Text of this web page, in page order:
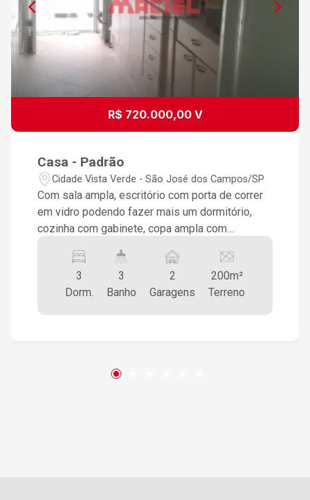
R$ 720.000,00 V
Casa - Padrão
Cidade Vista Verde - São José dos Campos/SP
Com sala ampla, escritório com porta de correr
em vidro podendo fazer mais um dormitório,
cozinha com gabinete, copa ampla com
box, churrasqueira coberta nos fundos e edícula
com 1 dormitório e wc (suíte) e lavanderia
coberta, 2 vagas de garagem coberta. Excelente
hospital municipal, centro e shoppings da
3
Dorm.
3
Banho
2
Garagens
200m²
Terreno